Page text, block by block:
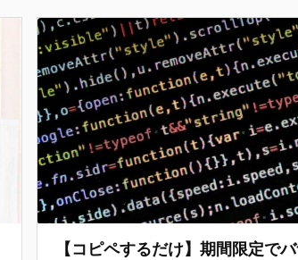
【コピペするだけ】期間限定で